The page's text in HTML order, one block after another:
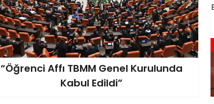
“Öğrenci Affı TBMM Genel Kurulunda
Kabul Edildi”